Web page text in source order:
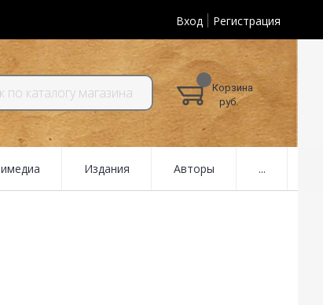
Вход Регистрация
Корзина
руб.
Издания Авторы ...